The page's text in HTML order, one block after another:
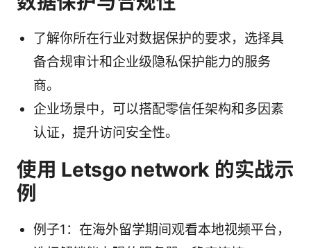
了解你所在行业对数据保护的要求，选择具
备合规审计和企业级隐私保护能力的服务
商。
企业场景中，可以搭配零信任架构和多因素
认证，提升访问安全性。
使用 Letsgo network 的实战示
例
例子1：在海外留学期间观看本地视频平台，